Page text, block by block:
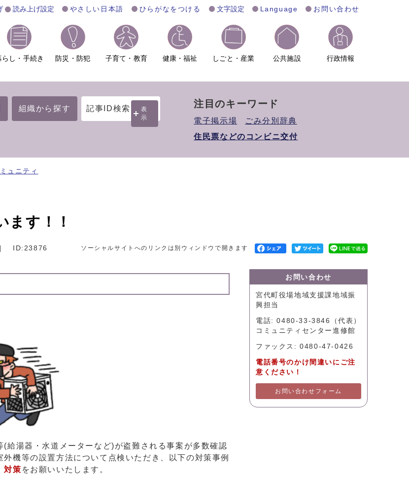
読み上げ設定 やさしい日本語 ひらがなをつける 文字設定 Language お問い合わせ
らし・手続き 防災・防犯 子育て・教育 健康・福祉 しごと・産業 公共施設 行政情報
組織から探す 記事ID検索
表
示
注目のキーワード
電子掲示場
ごみ分別辞典
住民票などのコンビニ交付
ュニティ
ます！！
ID:23876 ソーシャルサイトへのリンクは別ウィンドウで開きます
給湯器・水道メーターなど)が盗難される事案が多数確認
機等の設置方法について点検いただき、以下の対策事例
対策 をお願いいたします。
お問い合わせ
宮代町役場地域支援課地域振
興担当
電話: 0480-33-3846（代表）
コミュニティセンター進修館
ファックス: 0480-47-0426
電話番号のかけ間違いにご注
意ください！
お問い合わせフォーム